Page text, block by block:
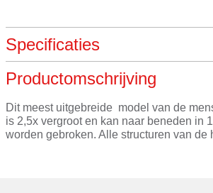
Specificaties
Merk
Productomschrijving
Dit meest uitgebreide  model van de
is 2,5x vergroot en kan naar beneden in
worden gebroken. Alle structuren van de